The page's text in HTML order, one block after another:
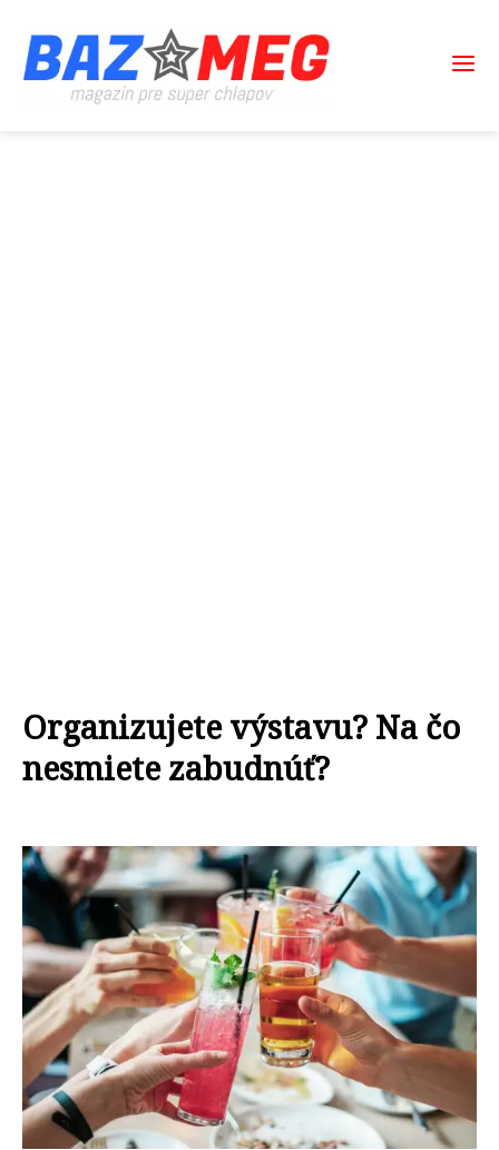
Organizujete výstavu? Na čo
nesmiete zabudnúť?